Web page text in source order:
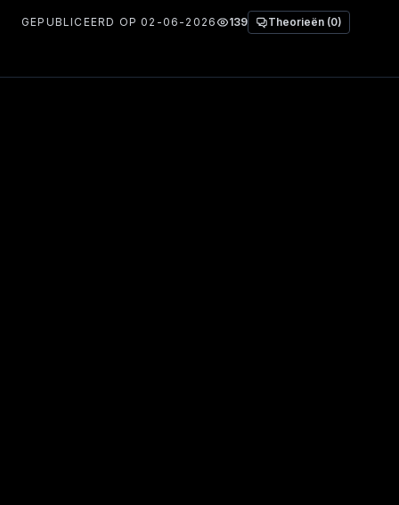
GEPUBLICEERD OP 02-06-2026 139 Theorieën (0)